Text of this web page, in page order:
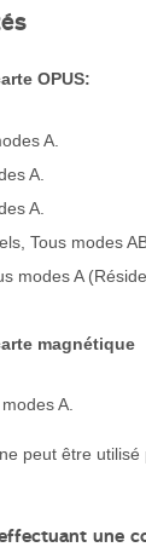
OPUS:
A.
A.
A.
Tous modes
modes A
magnétique
A.
peut être
une